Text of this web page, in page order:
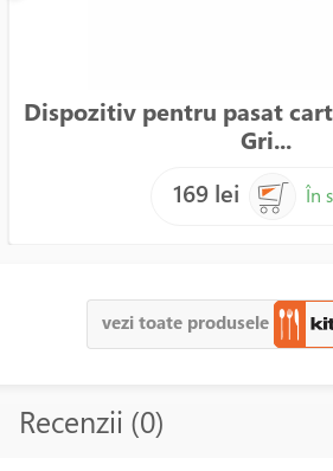
Dispozitiv pentru pasat
Gri...
169 lei
În
vezi toate produsele
Recenzii (0)